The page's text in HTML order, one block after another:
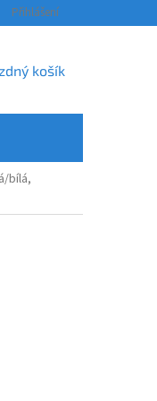
OD SMLOUVY A
Přihlášení
košík
bílá,